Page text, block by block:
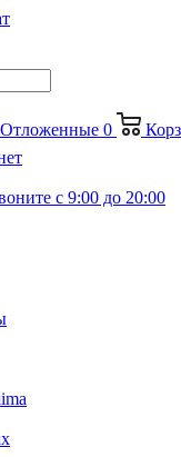
Отложенные 0
с 9:00 до 20:00